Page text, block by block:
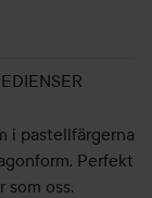
i pastellfärgerna
Perfekt
oss.